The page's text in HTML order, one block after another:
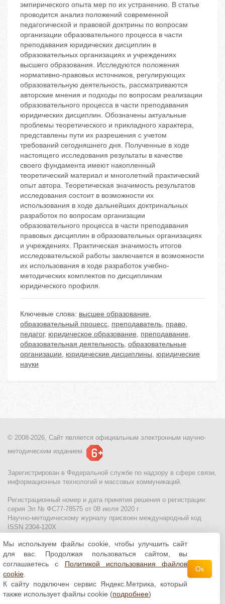
эмпирического опыта мер по их устранению. В статье
проводится анализ положений современной
педагогической и правовой доктрины по вопросам
организации образовательного процесса в части
преподавания юридических дисциплин в
образовательных организациях и учреждениях
высшего образования. Исследуются положения
нормативно-правовых источников, регулирующих
образовательную деятельность, рассматриваются
авторские мнения и подходы по вопросам реализации
образовательного процесса в части преподавания
юридических дисциплин. Обозначены актуальные
проблемы теоретического и прикладного характера,
представлены пути их разрешения с учетом
требований сегодняшнего дня. Полученные в ходе
настоящего исследования результаты в качестве
своего фундамента имеют накопленный
теоретический материал и многолетний практический
опыт автора. Теоретическая значимость результатов
исследования состоит в возможности их
использования в ходе дальнейших доктринальных
разработок по вопросам организации
образовательного процесса в части преподавания
правовых дисциплин в образовательных организациях
и учреждениях. Практическая значимость итогов
исследовательской работы заключается в возможности
их использования в ходе разработок учебно-
методических комплектов по дисциплинам
юридического профиля.
Ключевые слова: высшее образование,
образовательный процесс, преподаватель, право,
педагог, юридическое образование, преподавание,
образовательная деятельность, образовательные
организации, юридические дисциплины, юридические
науки
© 2008-2026, Сайт является официальным электронным научно-
методическим изданием.
Зарегистрирован в Федеральной службе по надзору в сфере связи,
информационных технологий и массовых коммуникаций.
Регистрационный номер и дата принятия решения о регистрации:
серия Эл № ФС77-78575 от 08 июля 2020 г
Научно-методическому журналу присвоен международный код
ISSN 2304-120X
МЦИТО|Школьные олимпиады и онлайн конкурсы для детей
Политика использования файлов cookie| Политика обработки и
защиты персональных данных
Все материалы доступны полицензии Creative
Commons С указанием авторства 4.0 Всемирная
Мы используем файлы cookie, чтобы улучшить сайт
для вас. Продолжая пользоваться сайтом, вы
соглашаетесь с Политикой использования файлов
cookie
К сайту подключен сервис Яндекс.Метрика, который
также использует файлы cookie (подробнее)
Ок